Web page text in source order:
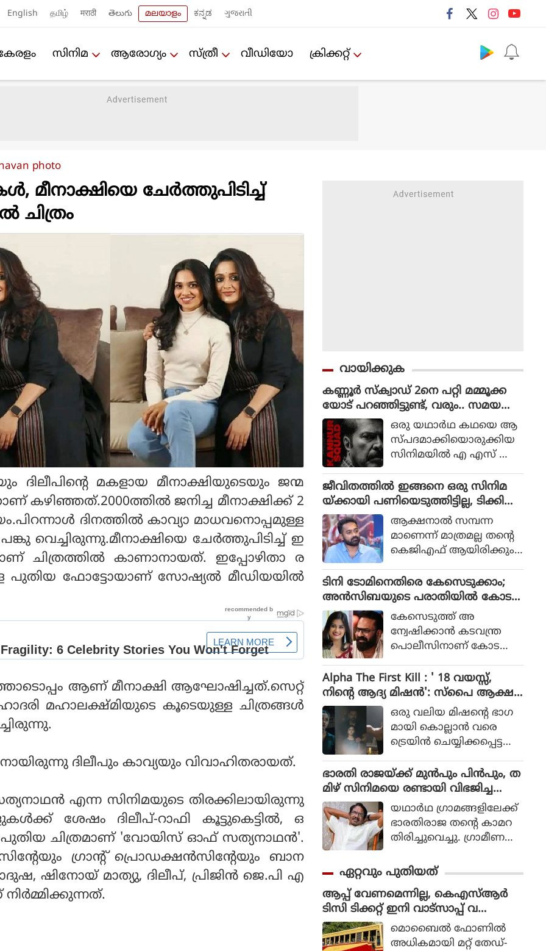
English தமிழ் मराठी తెలుగు മലയാളം ಕನ್ನಡ ગુજરાતી
സിനിമ ആരോഗ്യം സ്ത്രീ വീഡിയോ ക്രിക്കറ്റ്‌
photo
മീനാക്ഷിയെ ചേര്‍ത്തുപിടിച്ച്
ചിത്രം
ദിലീപിന്റെ മകളായ മീനാക്ഷിയുടെയും ജന്മ
കഴിഞ്ഞത്.2000ത്തില്‍ ജനിച്ച മീനാക്ഷിക്ക് 2
ദിനത്തില്‍ കാവ്യാ മാധവനൊപ്പമുള്ള
വെച്ചിരുന്നു.മീനാക്ഷിയെ ചേര്‍ത്തുപിടിച്ച് ഇ
ചിത്രത്തില്‍ കാണാനായത്. ഇപ്പോഴിതാ ര
പുതിയ ഫോട്ടോയാണ് സോഷ്യല്‍ മീഡിയയില്‍
ആണ് മീനാക്ഷി ആഘോഷിച്ചത്.സെറ്റ്
മഹാലക്ഷ്മിയുടെ കൂടെയുള്ള ചിത്രങ്ങള്‍
ദിലീപും കാവ്യയും വിവാഹിതരായത്.
എന്ന സിനിമയുടെ തിരക്കിലായിരുന്നു
ശേഷം ദിലീപ്-റാഫി കൂട്ടുകെട്ടില്‍, ഒ
പുതിയ ചിത്രമാണ് 'വോയിസ് ഓഫ് സത്യനാഥന്‍'.
ഗ്രാന്റ് പ്രൊഡക്ഷന്‍സിന്റേയും ബാന
ഷിനോയ് മാത്യു, ദിലീപ്, പ്രിജിന്‍ ജെ.പി എ
വായിക്കുക
കണ്ണൂർ സ്ക്വാഡ് 2നെ പറ്റി മമ്മൂക്ക
യോട് പറഞ്ഞിട്ടുണ്ട്, വരും.. സമയ
മെടുക്കും : റോണി ഡേവിഡ്
ഒരു യഥാര്‍ഥ കഥയെ ആ
സ്പദമാക്കിയൊരുക്കിയ
സിനിമയില്‍ എ എസ് ഐ
ഥാപാത്രമായാണ് മമ്മൂട്ടി
എത്തിയത്. ഒരു കുറ്റ
വാളിയെ പിടികൂടാനായി ഉ
ത്തരേന്ത്യന്‍ സംസ്ഥാനങ്ങ
ളിലേക്ക് യാത്ര തിരിക്കുന്ന
പോലീസ് സംഘത്തിന്റെ ക
ഥയായിരുന്നു 2023ല്‍ പുറ
ത്തിറങ്ങിയ സിനിമ പറ
ഞ്ഞത്.
ജീവിതത്തിൽ ഇങ്ങനെ ഒരു സിനിമ
യ്ക്കായി പണിയെടുത്തിട്ടില്ല, ടിക്കി
ടാക്കയെ പറ്റി ആസിഫ് അലി
ആക്ഷനാല്‍ സമ്പന്ന
മാണെന്ന് മാത്രമല്ല തന്റെ
കെജിഎഫ് ആയിരിക്കും
അലിയുടെ തുറന്നുപറയ
ലും ഒപ്പം വി എസ്
രോഹിത്- ആസിഫ് അലി
കൂട്ടുക്കെട്ടിലുള്ള വിശ്വാസ
വും സിനിമയ്ക്ക് വലിയ
ഹൈപ്പ് നല്‍കിയിട്ടുണ്ട്.
ടിനി ടോമിനെതിരെ കേസെടുക്കാം;
അൻസിബയുടെ പരാതിയിൽ കോട
തി നിർദേശം കേസെടുത്ത് അ
ന്വേഷിക്കാൻ കടവന്ത്ര
പൊലീസിനാണ് കോട
Alpha The First Kill : ' 18 വയസ്സ്,
നിന്റെ ആദ്യ മിഷന്‍': സ്‌പൈ ആക്ഷ
ന്‍ ചിത്രത്തില്‍ നായികയായി ആലിയ,
ആല്‍ഫ ടീസര്‍ പുറത്ത്
ഒരു വലിയ മിഷന്റെ ഭാഗ
മായി കൊല്ലാന്‍ വരെ
ട്രെയിന്‍ ചെയ്യിക്കപ്പെട്ട
ലിയ സിനിമയിലെത്തുന്ന
ത്.
ഭാരതി രാജയ്ക്ക് മുൻപും പിൻപും, ത
മിഴ് സിനിമയെ രണ്ടായി വിഭജിച്ച
സംവിധായകൻ, ഭാരതി രാജ വിട പറ
യുമ്പോൾ
യഥാര്‍ഥ ഗ്രാമങ്ങളിലേക്ക്
ഭാരതിരാജ തന്റെ കാമറ
തിരിച്ചുവെച്ചു. ഗ്രാമീണ
യായ തലത്തില്‍ ആ
വിഷ്‌കരിച്ചുകൊണ്ടാണ്
ഭാരതിരാജ വിപ്ലവം
തീര്‍ത്തത്.
ഏറ്റവും പുതിയത്
ആപ്പ് വേണമെന്നില്ല, കെഎസ്ആർ
ടിസി ടിക്കറ്റ് ഇനി വാട്സാപ്പ് വ
ഴിയെടുക്കാം, എ ഐ ടിക്കറ്റിംഗ്
സംവിധാനം റെഡി
മൊബൈല്‍ ഫോണില്‍
അധികമായി മറ്റ് തേഡ്-